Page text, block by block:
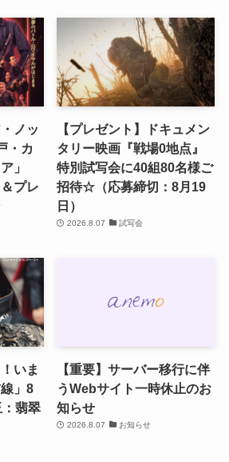
ノッ
・カ
ア」
プレ
【プレゼント】ドキュメン
タリー映画『戦場0地点』
特別試写会に40組80名様ご
招待☆（応募締切：8月19
日）
2026.8.07 試写会
いま
」8
翡翠
【重要】サーバー移行に伴
うWebサイト一時休止のお
知らせ
2026.8.07 お知らせ